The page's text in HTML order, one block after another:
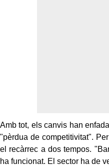
Amb tot, els canvis han
"pèrdua de competitivitat".
el recàrrec a dos tempos.
ha funcionat. El sector ha de